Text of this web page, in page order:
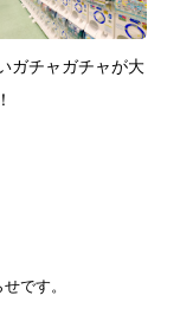
ガチャガチャが大
です。